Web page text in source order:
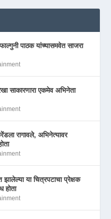
पाठक यांच्यासमवेत साजरा
साकारणारा एकमेव अभिनेता
रागावले, अभिनेत्यावर
झालेल्या या चित्रपटाचा प्रेक्षक
होता